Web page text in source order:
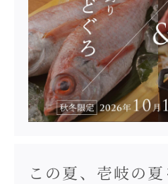
この夏、壱岐の